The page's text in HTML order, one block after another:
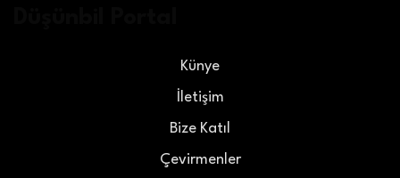
Künye
İletişim
Bize Katıl
Çevirmenler